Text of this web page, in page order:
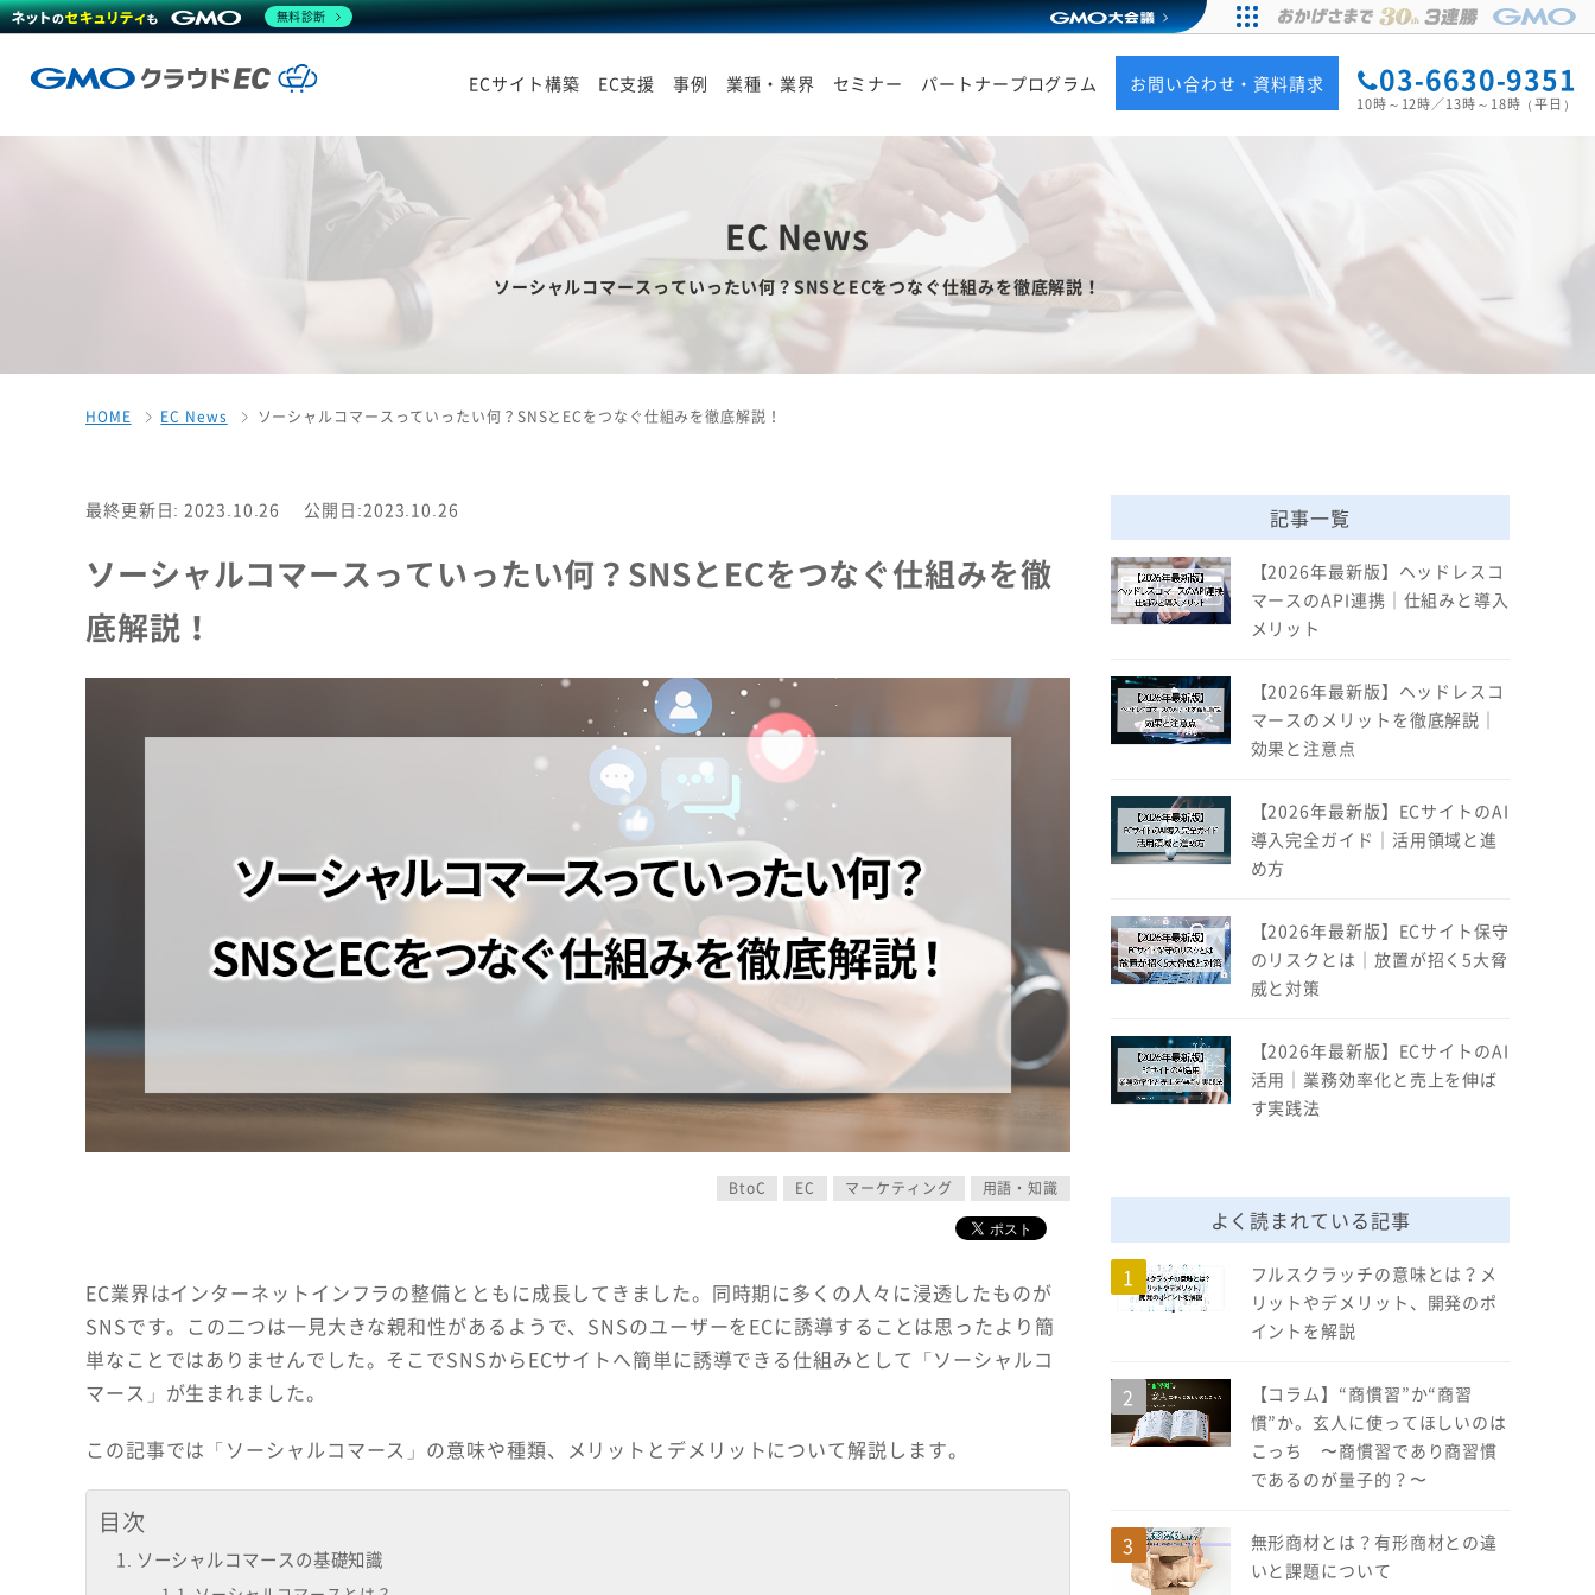
ECサイト構築 EC支援 事例 業種・業界 セミナー パートナープログラム お問い合わせ・資料請求 03-6630-9351
10時～12時／13時～18時（平日）
EC News
ソーシャルコマースっていったい何？SNSとECをつなぐ仕組みを徹底解説！
HOME EC News ソーシャルコマースっていったい何？SNSとECをつなぐ仕組みを徹底解説！
最終更新日: 2023.10.26 公開日:2023.10.26
ソーシャルコマースっていったい何？SNSとECをつなぐ仕組みを徹
底解説！
BtoC EC マーケティング 用語・知識
EC業界はインターネットインフラの整備とともに成長してきました。同時期に多くの人々に浸透したものが
SNSです。この二つは一見大きな親和性があるようで、SNSのユーザーをECに誘導することは思ったより簡
単なことではありませんでした。そこでSNSからECサイトへ簡単に誘導できる仕組みとして「ソーシャルコ
マース」が生まれました。
この記事では「ソーシャルコマース」の意味や種類、メリットとデメリットについて解説します。
目次
ソーシャルコマースの基礎知識
記事一覧
【2026年最新版】ヘッドレスコ
マースのAPI連携｜仕組みと導入
メリット
【2026年最新版】ヘッドレスコ
マースのメリットを徹底解説｜
効果と注意点
【2026年最新版】ECサイトのAI
導入完全ガイド｜活用領域と進
め方
【2026年最新版】ECサイト保守
のリスクとは｜放置が招く5大脅
威と対策
【2026年最新版】ECサイトのAI
活用｜業務効率化と売上を伸ば
す実践法
よく読まれている記事
フルスクラッチの意味とは？メ
リットやデメリット、開発のポ
イントを解説
【コラム】“商慣習”か“商習
慣”か。玄人に使ってほしいのは
こっち 〜商慣習であり商習慣
であるのが量子的？〜
無形商材とは？有形商材との違
いと課題について
無料診断